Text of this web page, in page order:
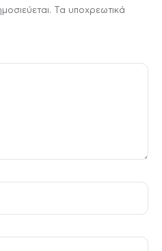
Τα υποχρεωτικά